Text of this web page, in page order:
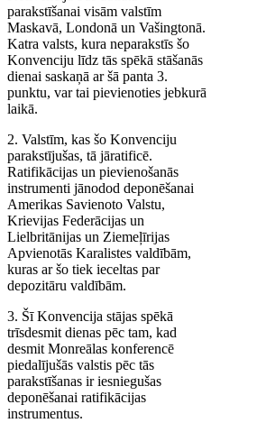
parakstīšanai visām valstīm
Maskavā, Londonā un Vašingtonā.
Katra valsts, kura neparakstīs šo
Konvenciju līdz tās spēkā stāšanās
dienai saskaņā ar šā panta 3.
punktu, var tai pievienoties jebkurā
laikā.
2. Valstīm, kas šo Konvenciju
parakstījušas, tā jāratificē.
Ratifikācijas un pievienošanās
instrumenti jānodod deponēšanai
Amerikas Savienoto Valstu,
Krievijas Federācijas un
Lielbritānijas un Ziemeļīrijas
Apvienotās Karalistes valdībām,
kuras ar šo tiek ieceltas par
depozitāru valdībām.
3. Šī Konvencija stājas spēkā
trīsdesmit dienas pēc tam, kad
desmit Monreālas konferencē
piedalījušās valstis pēc tās
parakstīšanas ir iesniegušas
deponēšanai ratifikācijas
instrumentus.